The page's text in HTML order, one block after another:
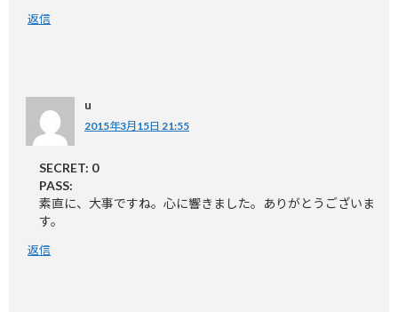
返信
u
2015年3月15日 21:55
SECRET: 0
PASS:
素直に、大事ですね。心に響きました。ありがとうございま
す。
返信